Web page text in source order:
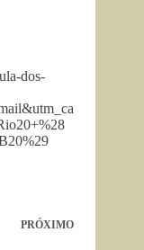
dos-
PRÓXIMO